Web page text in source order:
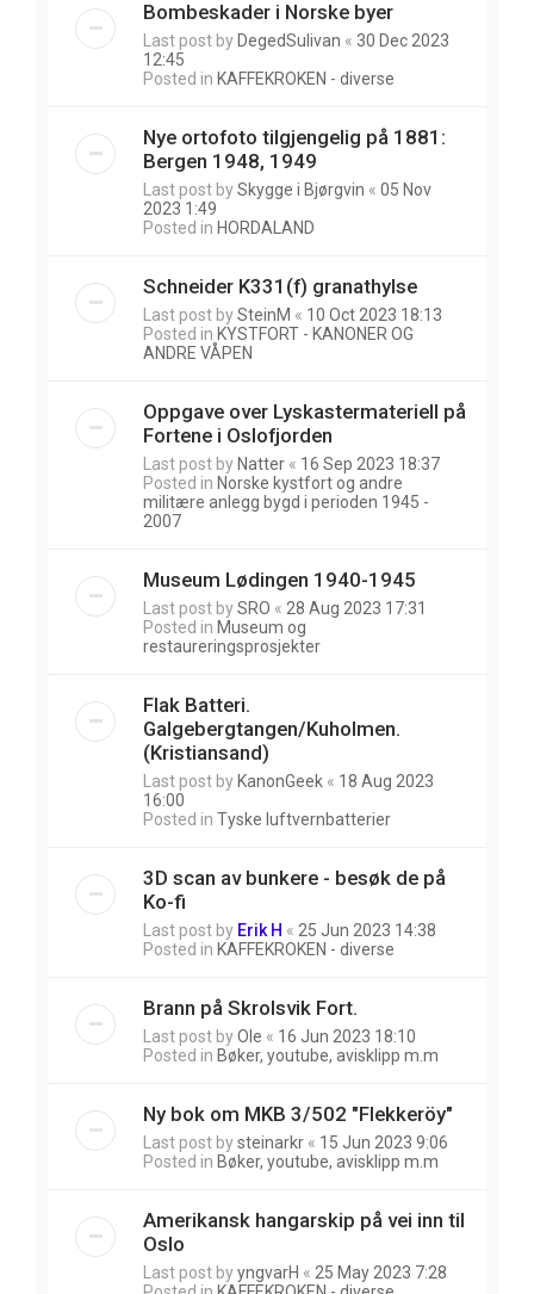
Bombeskader i Norske byer
Last post by DegedSulivan « 30 Dec 2023
12:45
Posted in KAFFEKROKEN - diverse
Nye ortofoto tilgjengelig på 1881:
Bergen 1948, 1949
Last post bySkygge i Bjørgvin « 05 Nov
2023 1:49
Posted in HORDALAND
Schneider K331(f) granathylse
Last post bySteinM « 10 Oct 2023 18:13
Posted in KYSTFORT - KANONER OG
ANDRE VÅPEN
Oppgave over Lyskastermateriell på
Fortene i Oslofjorden
Last post by Natter « 16 Sep 2023 18:37
Posted in Norske kystfort og andre
militære anlegg bygd i perioden 1945 -
2007
Museum Lødingen 1940-1945
Last post bySRO « 28 Aug 2023 17:31
Posted in Museum og
restaureringsprosjekter
Flak Batteri.
Galgebergtangen/Kuholmen.
(Kristiansand)
Last post by KanonGeek « 18 Aug 2023
16:00
Posted in Tyske luftvernbatterier
3D scan av bunkere - besøk de på
Ko-fi
Last post by Erik H « 25 Jun 2023 14:38
Posted in KAFFEKROKEN - diverse
Brann på Skrolsvik Fort.
Last post byOle « 16 Jun 2023 18:10
Posted in Bøker, youtube, avisklipp m.m
Ny bok om MKB 3/502 "Flekkeröy"
Last post bysteinarkr « 15 Jun 2023 9:06
Posted in Bøker, youtube, avisklipp m.m
Amerikansk hangarskip på vei inn til
Oslo
Last post byyngvarH « 25 May 2023 7:28